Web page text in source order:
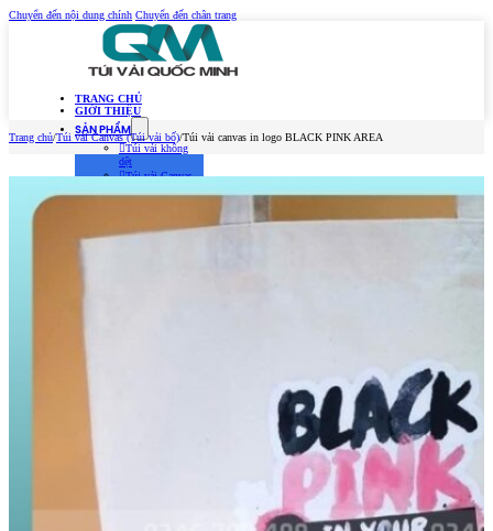
Chuyển đến nội dung chính Chuyển đến chân trang
TRANG CHỦ
GIỚI THIỆU
SẢN PHẨM
Túi vải không
dệt
Túi vải Canvas
Túi vải dù
Trang chủ/Túi vải Canvas (Túi vải bố)/Túi vải canvas in logo BLACK PINK AREA